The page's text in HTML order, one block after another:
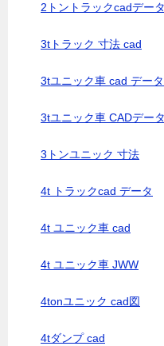
2トントラックcadデータ
3tトラック 寸法 cad
3tユニック車 cad デー
3tユニック車 CADデータ
3トンユニック 寸法
4t トラックcad データ
4t ユニック車 cad
4t ユニック車 JWW
4tonユニック cad図
4tダンプ cad